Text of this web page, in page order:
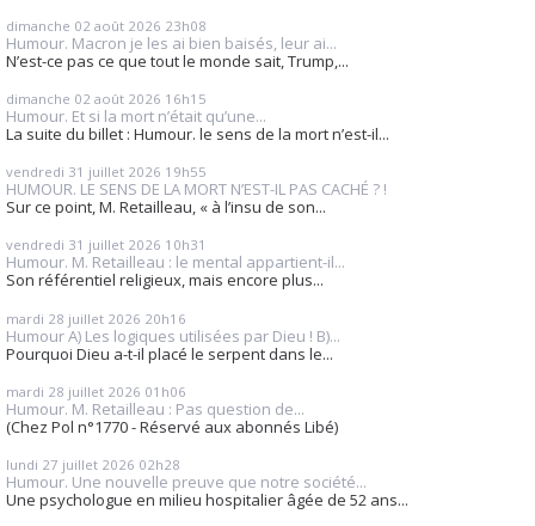
dimanche 02 août 2026 23h08
Humour. Macron je les ai bien baisés, leur ai...
N’est-ce pas ce que tout le monde sait, Trump,...
dimanche 02 août 2026 16h15
Humour. Et si la mort n’était qu’une...
La suite du billet : Humour. le sens de la mort n’est-il...
vendredi 31 juillet 2026 19h55
HUMOUR. LE SENS DE LA MORT N’EST-IL PAS CACHÉ ? !
Sur ce point, M. Retailleau, « à l’insu de son...
vendredi 31 juillet 2026 10h31
Humour. M. Retailleau : le mental appartient-il...
Son référentiel religieux, mais encore plus...
mardi 28 juillet 2026 20h16
Humour A) Les logiques utilisées par Dieu ! B)...
Pourquoi Dieu a-t-il placé le serpent dans le...
mardi 28 juillet 2026 01h06
Humour. M. Retailleau : Pas question de...
(Chez Pol n°1770 - Réservé aux abonnés Libé)
lundi 27 juillet 2026 02h28
Humour. Une nouvelle preuve que notre société...
Une psychologue en milieu hospitalier âgée de 52 ans...